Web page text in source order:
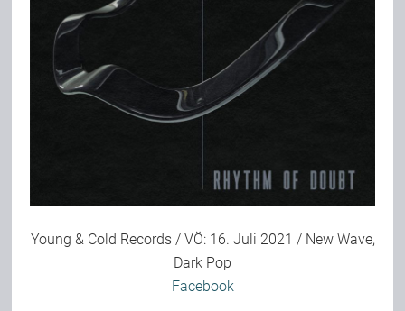
Rezensionen
Musik
Backstage
Young & Cold Records / VÖ: 16. Juli 2021 / New Wave,
Dark Pop
Facebook